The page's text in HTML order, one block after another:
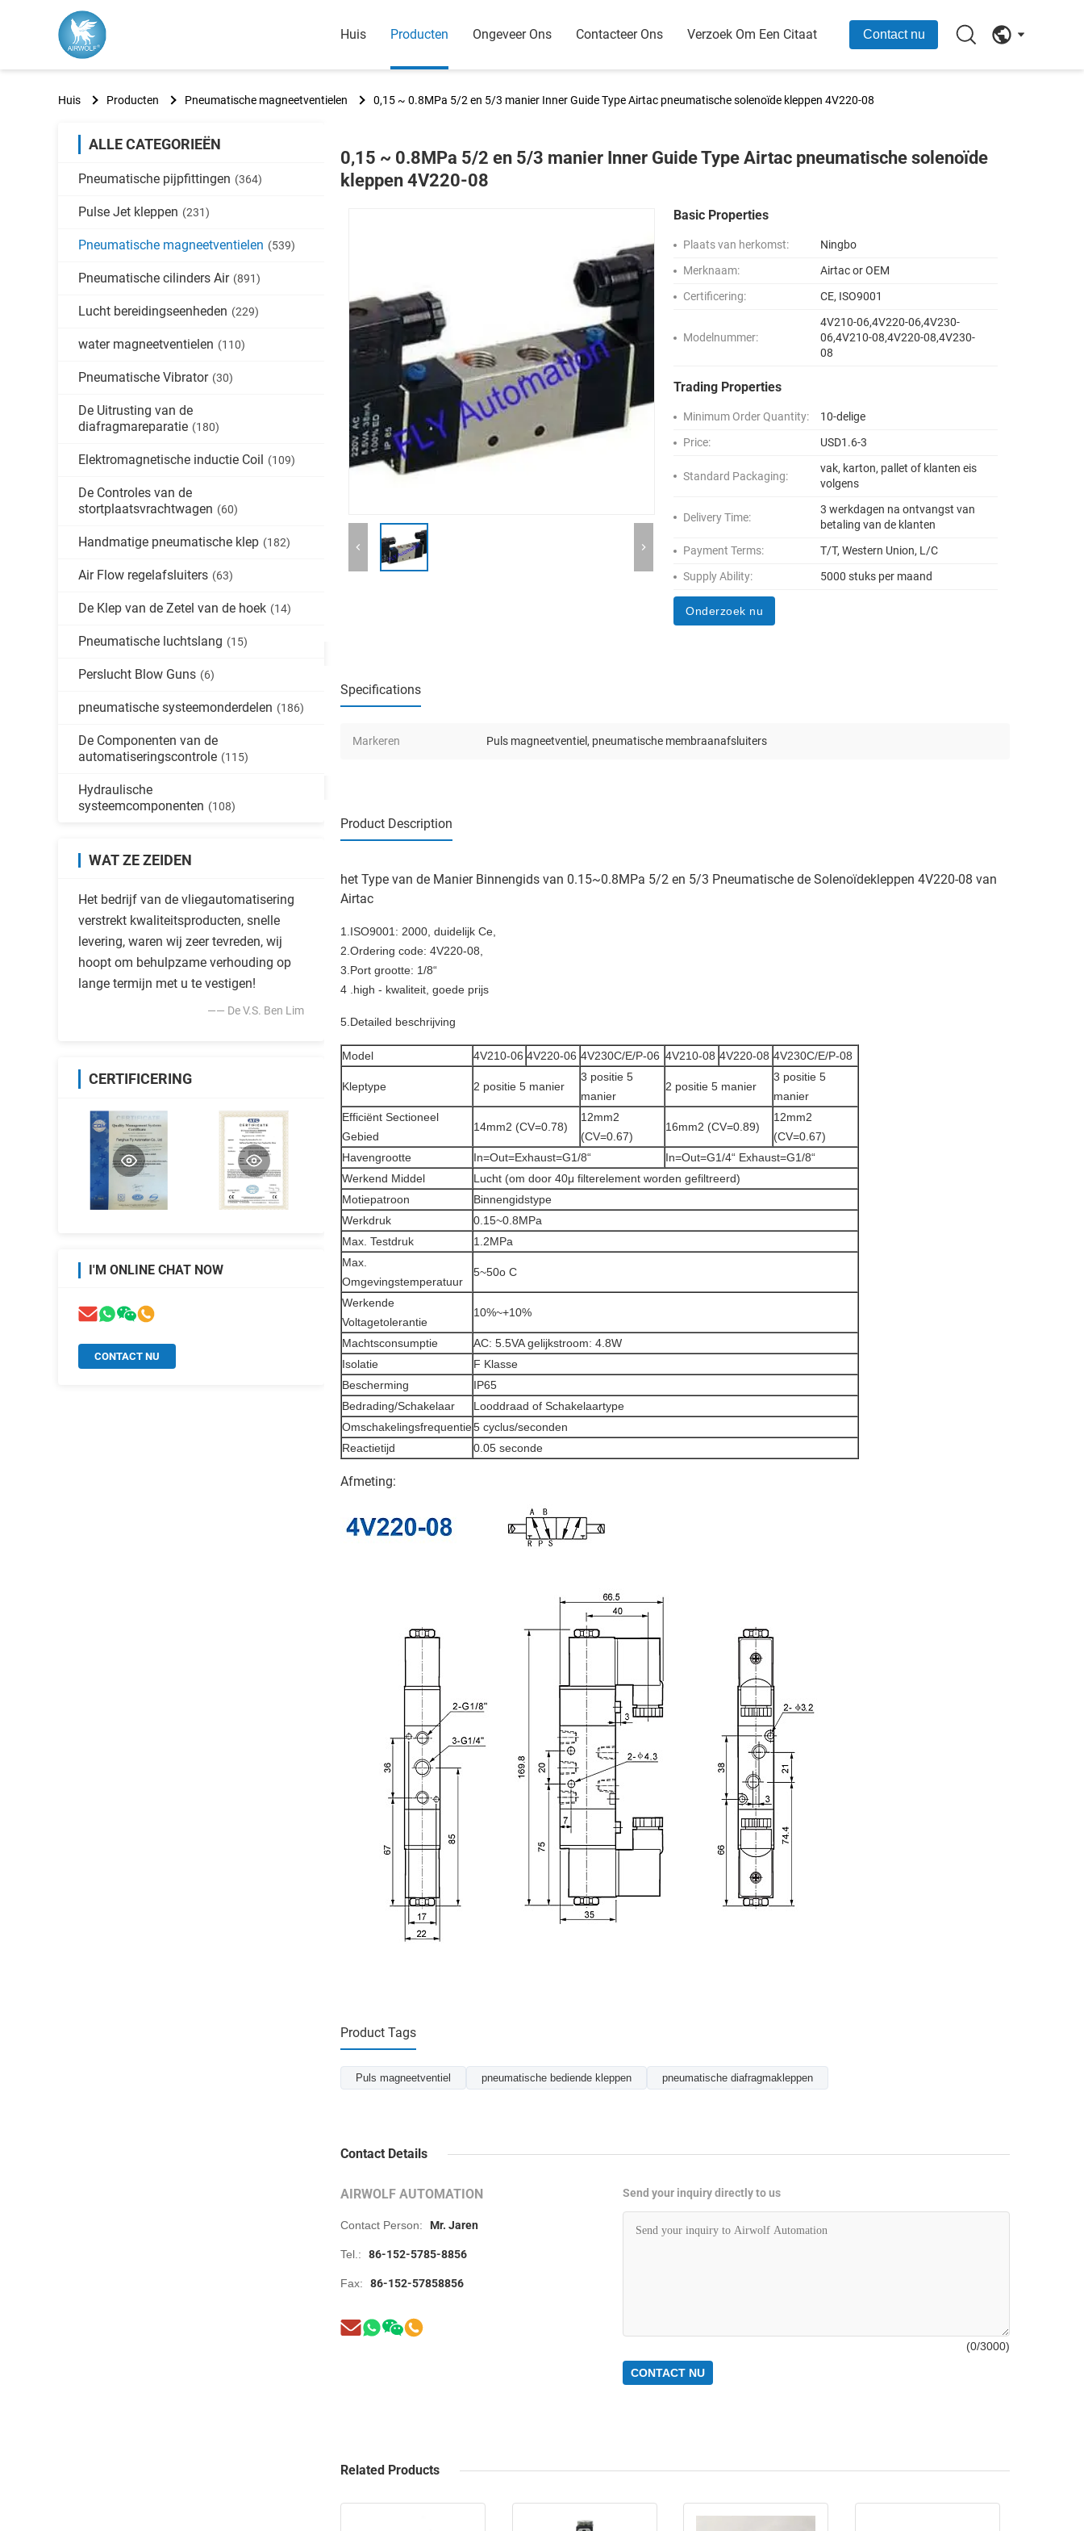
Huis Producten Ongeveer Ons Contacteer Ons Verzoek Om Een Citaat Contact nu
Huis Producten Pneumatische magneetventielen 0,15 ~ 0.8MPa 5/2 en 5/3 manier Inner Guide Type Airtac pneumatische solenoïde kleppen 4V220-08
ALLE CATEGORIEËN
Pneumatische pijpfittingen (364)
Pulse Jet kleppen (231)
Pneumatische magneetventielen (539)
Pneumatische cilinders Air (891)
Lucht bereidingseenheden (229)
water magneetventielen (110)
Pneumatische Vibrator (30)
De Uitrusting van de
diafragmareparatie (180)
Elektromagnetische inductie Coil (109)
De Controles van de
stortplaatsvrachtwagen (60)
Handmatige pneumatische klep (182)
Air Flow regelafsluiters (63)
De Klep van de Zetel van de hoek (14)
Pneumatische luchtslang (15)
Perslucht Blow Guns (6)
pneumatische systeemonderdelen (186)
De Componenten van de
automatiseringscontrole (115)
Hydraulische
systeemcomponenten (108)
WAT ZE ZEIDEN
Het bedrijf van de vliegautomatisering
verstrekt kwaliteitsproducten, snelle
levering, waren wij zeer tevreden, wij
hoopt om behulpzame verhouding op
lange termijn met u te vestigen!
—— De V.S. Ben Lim
CERTIFICERING
I'M ONLINE CHAT NOW
CONTACT NU
0,15 ~ 0.8MPa 5/2 en 5/3 manier Inner Guide Type Airtac pneumatische solenoïde
kleppen 4V220-08
Basic Properties
Plaats van herkomst:
Ningbo
Merknaam:
Airtac or OEM
Certificering:
CE, ISO9001
Modelnummer:
4V210-06,4V220-06,4V230-
06,4V210-08,4V220-08,4V230-
08
Trading Properties
Minimum Order Quantity:
10-delige
Price:
USD1.6-3
Standard Packaging:
vak, karton, pallet of klanten eis
volgens
Delivery Time:
3 werkdagen na ontvangst van
betaling van de klanten
Payment Terms:
T/T, Western Union, L/C
Supply Ability:
5000 stuks per maand
Onderzoek nu
Specifications
Markeren Puls magneetventiel , pneumatische membraanafsluiters
Product Description
het Type van de Manier Binnengids van 0.15~0.8MPa 5/2 en 5/3 Pneumatische de Solenoïdekleppen 4V220-08 van
Airtac
1.ISO9001: 2000, duidelijk Ce,
2.Ordering code: 4V220-08,
3.Port grootte: 1/8“
4 .high - kwaliteit, goede prijs
5.Detailed beschrijving
Model 4V210-06 4V220-06 4V230C/E/P-06 4V210-08 4V220-08 4V230C/E/P-08
Kleptype 2 positie 5 manier
3 positie 5
manier
2 positie 5 manier
3 positie 5
manier
Efficiënt Sectioneel
Gebied
14mm2 (CV=0.78)
12mm2
(CV=0.67)
16mm2 (CV=0.89)
12mm2
(CV=0.67)
Havengrootte
In=Out=Exhaust=G1/8“
In=Out=G1/4“ Exhaust=G1/8“
Werkend Middel
Lucht (om door 40μ filterelement worden gefiltreerd)
Motiepatroon
Binnengidstype
Werkdruk
0.15~0.8MPa
Max. Testdruk
1.2MPa
Max.
Omgevingstemperatuur
5~50o C
Werkende
Voltagetolerantie
10%~+10%
Machtsconsumptie
AC: 5.5VA gelijkstroom: 4.8W
Isolatie
F Klasse
Bescherming
IP65
Bedrading/Schakelaar
Looddraad of Schakelaartype
Omschakelingsfrequentie5 cyclus/seconden
Reactietijd
0.05 seconde
Afmeting:
Product Tags
Puls magneetventiel pneumatische bediende kleppen pneumatische diafragmakleppen
Contact Details
AIRWOLF AUTOMATION
Contact Person: Mr. Jaren
Tel.: 86-152-5785-8856
Fax: 86-152-57858856
Send your inquiry directly to us
(0/3000)
CONTACT NU
Related Products